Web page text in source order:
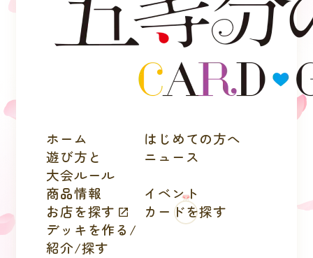
ホーム
はじめての方へ
遊び方と
大会ルール
ニュース
商品情報
イベント
お店を探す
カードを探す
デッキを作る/
紹介/探す